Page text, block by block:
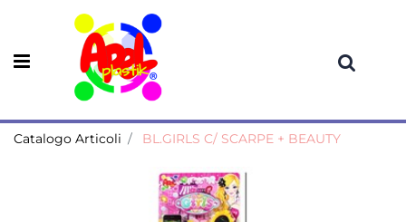
Open menu
Catalogo Articoli BL.GIRLS C/ SCARPE + BEAUTY